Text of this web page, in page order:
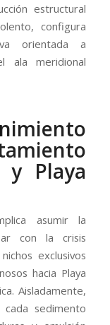
estructural
configura
orientada a
ala meridional
y Playa
asumir la
con la crisis
exclusivos
hacia Playa
Aisladamente,
sedimento